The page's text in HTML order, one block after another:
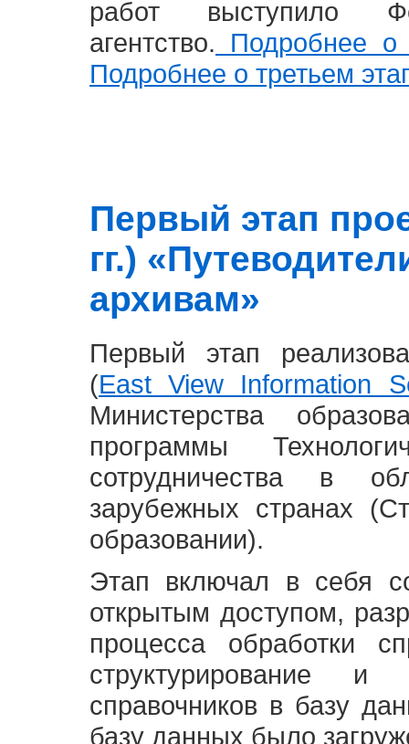
работ выступило
агентство. Подробнее о
Подробнее о третьем
Первый этап
гг.)
архивам»
Первый этап
(East View Information
Министерства
программы
сотрудничества в
зарубежных странах
образовании).
Этап включал в себя
открытым доступом,
процесса обработки
структурирование и
справочников в базу
базу данных было